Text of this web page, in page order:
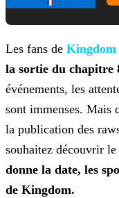
Les fans de Kingdom
la sortie du chapitre
événements, les
sont immenses. Mais
la publication des
souhaitez découvrir
donne la date, les
de Kingdom.